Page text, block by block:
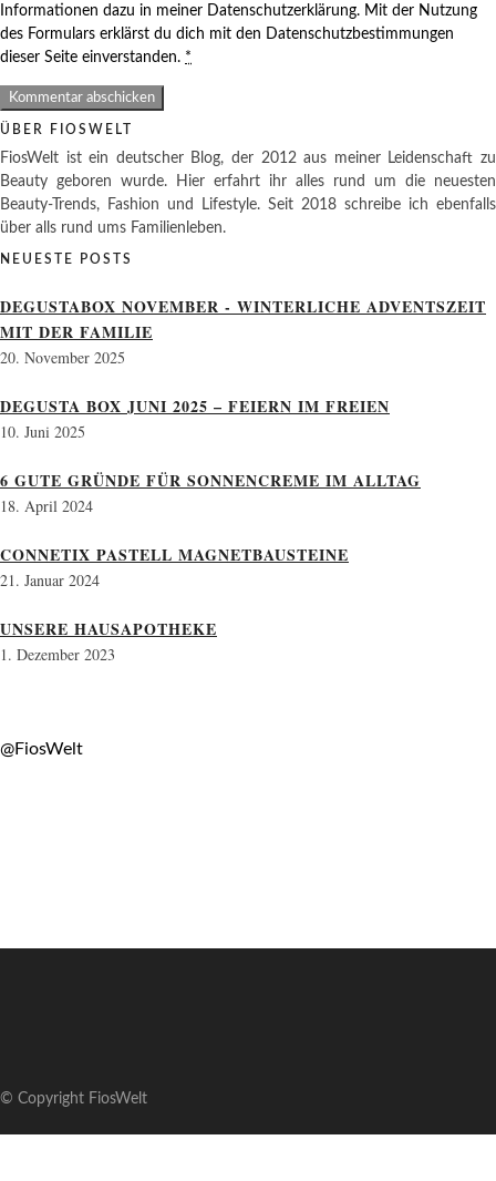
Informationen dazu in meiner Datenschutzerklärung. Mit der Nutzung
des Formulars erklärst du dich mit den Datenschutzbestimmungen
dieser Seite einverstanden. *
ÜBER FIOSWELT
FiosWelt ist ein deutscher Blog, der 2012 aus meiner Leidenschaft zu
Beauty geboren wurde. Hier erfahrt ihr alles rund um die neuesten
Beauty-Trends, Fashion und Lifestyle. Seit 2018 schreibe ich ebenfalls
über alls rund ums Familienleben.
NEUESTE POSTS
DEGUSTABOX NOVEMBER - WINTERLICHE ADVENTSZEIT
MIT DER FAMILIE
20. November 2025
DEGUSTA BOX JUNI 2025 – FEIERN IM FREIEN
10. Juni 2025
6 GUTE GRÜNDE FÜR SONNENCREME IM ALLTAG
18. April 2024
CONNETIX PASTELL MAGNETBAUSTEINE
21. Januar 2024
UNSERE HAUSAPOTHEKE
1. Dezember 2023
@FiosWelt
© Copyright FiosWelt